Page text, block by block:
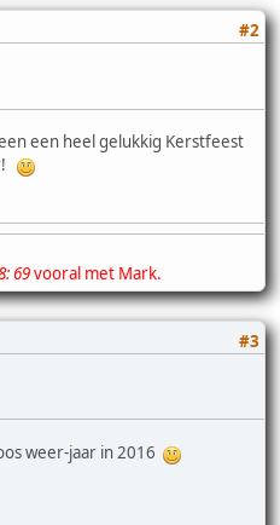
#2
een heel gelukkig Kerstfeest
69vooral met Mark.
#3
weer-jaar in 2016